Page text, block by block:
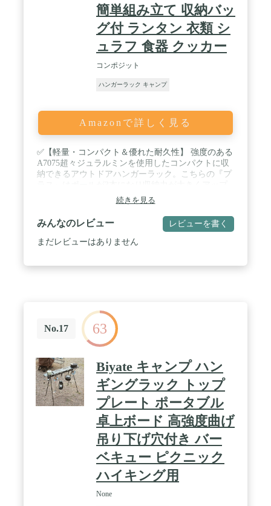
簡単組み立て 収納バッ
グ付 ランタン 衣類 シ
ュラフ 食器 クッカー
コンポジット
ハンガーラック キャンプ
Amazonで詳しく見る
✅【軽量・コンパクト＆優れた耐久性】 強度のある
A7075超々ジュラルミンを使用したコンパクトに収
納できるアウトドアハンガーラック。こちらの『プ
したタイプになります。 / ✅【ファミリーやグルー
プにおススメ】 キッチングッズやペグハンマーなど
のツールを掛けておく以外にも、アウターなどの衣
類を掛けることもできるので自分好みに自由にお使
いいただけます。 / ✅【シュラフを干すのに便利な
こともないので安心です。 / ✅【商品詳細】 ■サイ
ズ：使用時：(約)111cm×48.5cm×101cm、収納時：
(約)50cm×11cm×11cm■材質：A7075 超々ジュラルミ
ン■重量：(約)1.7kg■耐荷重：1箇所あたり(約)5kg■
付属品：バンド(短)×2、バンド(長)、収納ケース■特
記事項：※本製品は焚き火用ハンガーではありませ
ん。火の近くでは使用しないでください。※こちら
はハンガーラック本体のみです。フックやロープ・
ペグ等は付属いたしません。※商品は、モニターに
よって色合いが異なって見える場合があります。ま
た、仕様・デザインは改良のため予告なく変更する
ことがあります。 / [こんな商品をお探しの方に] ア
ウトドア アウトドア用品 キャンプ キャンプ用品 キ
ャンプ道具 Fieldoor フィールドア かんたん 初心者
ビギナー 道具 アウトドアグッズ フィールドギア ア
クセサリー レジャー 山 海 ビーチ 公園
続きを見る
みんなのレビュー レビューを書く
まだレビューはありません
No.17 63
Biyate キャンプ ハン
ギングラック トップ
プレート ポータブル
卓上ボード 高強度曲げ
吊り下げ穴付き バー
ベキュー ピクニック
ハイキング用
None